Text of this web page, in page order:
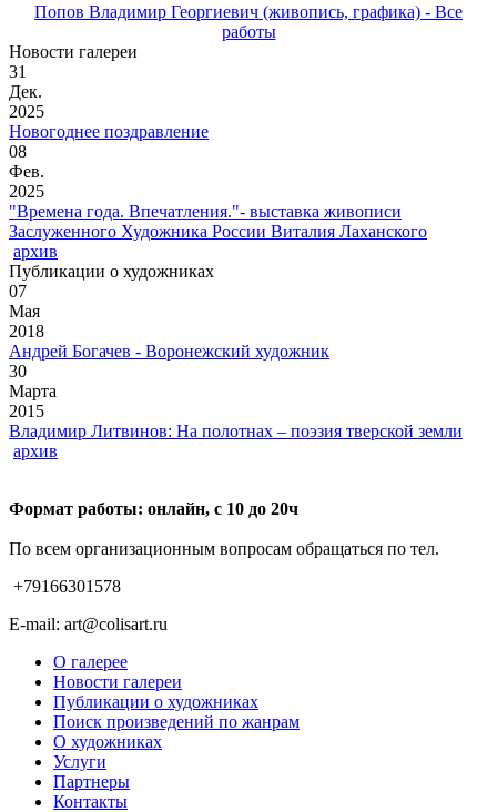
Попов Владимир Георгиевич (живопись, графика) - Все
работы
Новости галереи
31
Дек.
2025
Новогоднее поздравление
08
Фев.
2025
"Времена года. Впечатления."- выставка живописи
Заслуженного Художника России Виталия Лаханского
архив
Публикации о художниках
07
Мая
2018
Андрей Богачев - Воронежский художник
30
Марта
2015
Владимир Литвинов: На полотнах – поэзия тверской земли
архив
Формат работы: онлайн, с 10 до 20ч
По всем организационным вопросам обращаться по тел.
+79166301578
E-mail: art@colisart.ru
О галерее
Новости галереи
Публикации о художниках
Поиск произведений по жанрам
О художниках
Услуги
Партнеры
Контакты